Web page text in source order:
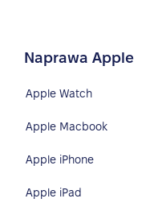
Naprawa Apple
Apple Watch
Apple Macbook
Apple iPhone
Apple iPad